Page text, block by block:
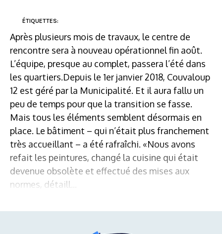
ÉTIQUETTES:
Après plusieurs mois de travaux, le centre de
rencontre sera à nouveau opérationnel fin août.
L’équipe, presque au complet, passera l’été dans
les quartiers.Depuis le 1er janvier 2018, Couvaloup
12 est géré par la Municipalité. Et il aura fallu un
peu de temps pour que la transition se fasse.
Mais tous les éléments semblent désormais en
place. Le bâtiment – qui n’était plus franchement
très accueillant – a été rafraîchi. «Nous avons
refait les peintures, changé la cuisine qui était
devenue obsolète et effectué des mises aux
normes, détaill...